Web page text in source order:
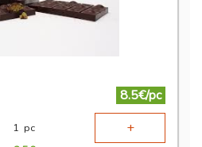
8.5€/pc
1 pc +